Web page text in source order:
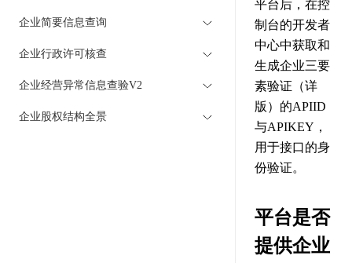
企业简要信息查询
企业行政许可核查
企业经营异常信息查验V2
企业股权结构全景
平台后，在控
制台的开发者
中心中获取和
生成企业三要
素验证（详
版）的APIID
与APIKEY，
用于接口的身
份验证。
平台是否
提供企业